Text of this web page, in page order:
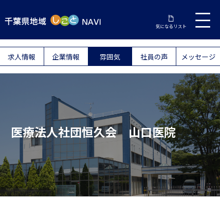
気になるリスト
求人情報 企業情報 雰囲気 社員の声 メッセージ
医療法人社団恒久会 山口医院